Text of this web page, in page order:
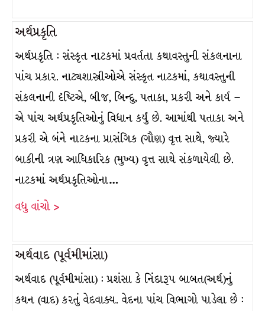
અર્થપ્રકૃતિ
અર્થપ્રકૃતિ : સંસ્કૃત નાટકમાં પ્રવર્તતા કથાવસ્તુની સંકલનાના
પાંચ પ્રકાર. નાટ્યશાસ્ત્રીઓએ સંસ્કૃત નાટકમાં, કથાવસ્તુની
સંકલનાની દૃષ્ટિએ, બીજ, બિન્દુ, પતાકા, પ્રકરી અને કાર્ય –
એ પાંચ અર્થપ્રકૃતિઓનું વિધાન કર્યું છે. આમાંથી પતાકા અને
પ્રકરી એ બંને નાટકના પ્રાસંગિક (ગૌણ) વૃત્ત સાથે, જ્યારે
બાકીની ત્રણ આધિકારિક (મુખ્ય) વૃત્ત સાથે સંકળાયેલી છે.
નાટકમાં અર્થપ્રકૃતિઓના…
વધુ વાંચો >
અર્થવાદ (પૂર્વમીમાંસા)
અર્થવાદ (પૂર્વમીમાંસા) : પ્રશંસા કે નિંદારૂપ બાબત(અર્થ)નું
કથન (વાદ) કરતું વેદવાક્ય. વેદના પાંચ વિભાગો પાડેલા છે :